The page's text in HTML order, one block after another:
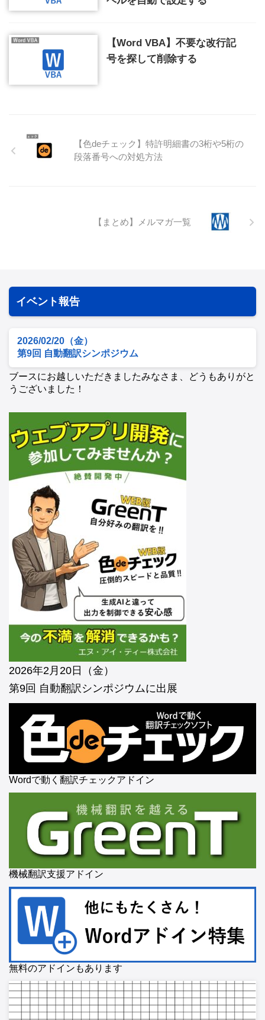
【Word VBA】不要な改行記
号を探して削除する
【色deチェック】特許明細書の3桁や5桁の
段落番号への対処方法
【まとめ】メルマガ一覧
イベント報告
2026/02/20（金）
第9回 自動翻訳シンポジウム
ブースにお越しいただきましたみなさま、どうもありがと
うございました！
2026年2月20日（金）
第9回 自動翻訳シンポジウムに出展
Wordで動く翻訳チェックアドイン
機械翻訳支援アドイン
無料のアドインもあります